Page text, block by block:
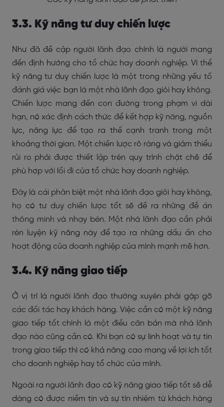
3.3. Kỹ năng tư duy chiến lược
Như đã đề cập người lãnh đạo chính là người mang
đến định hướng cho tổ chức hay doanh nghiệp. Vì thể
kỹ năng tư duy chiến lược là một trong những yếu tố
đánh giá việc bạn là một nhà lãnh đạo giỏi hay không.
Chiến lược mang đến con đường trong phạm vi dài
hạn, nó xác định cách thức để kết hợp kỹ năng, nguồn
lực, năng lực để tạo ra thế cạnh tranh trong một
khoảng thời gian. Một chiến lược rõ ràng và giảm thiểu
rủi ro phải được thiết lập trên quy trình chặt chẽ để
phù hợp với lối đi của tổ chức hay doanh nghiệp.
Đây là cái phân biệt một nhà lãnh đạo giỏi hay không,
họ có tư duy chiến lược tốt sẽ đề ra những đề án
thông minh và nhạy bén. Một nhà lãnh đạo cần phải
rèn luyện kỹ năng này để tạo ra những dấu ấn cho
hoạt động của doanh nghiệp của mình mạnh mẽ hơn.
3.4. Kỹ năng giao tiếp
Ở vị trí là người lãnh đạo thường xuyên phải gặp gỡ
các đối tác hay khách hàng. Việc cần có một kỹ năng
giao tiếp tốt chính là một điều căn bản mà nhà lãnh
đạo nào cũng cần có. Khi bạn có sự linh hoạt và tự tin
trong giao tiếp thì có khả năng cao mang về lợi ích tốt
cho doanh nghiệp hay tổ chức của mình.
Ngoài ra người lãnh đạo có kỹ năng giao tiếp tốt sẽ dễ
dàng có được niềm tin và sự tín nhiệm từ khách hàng